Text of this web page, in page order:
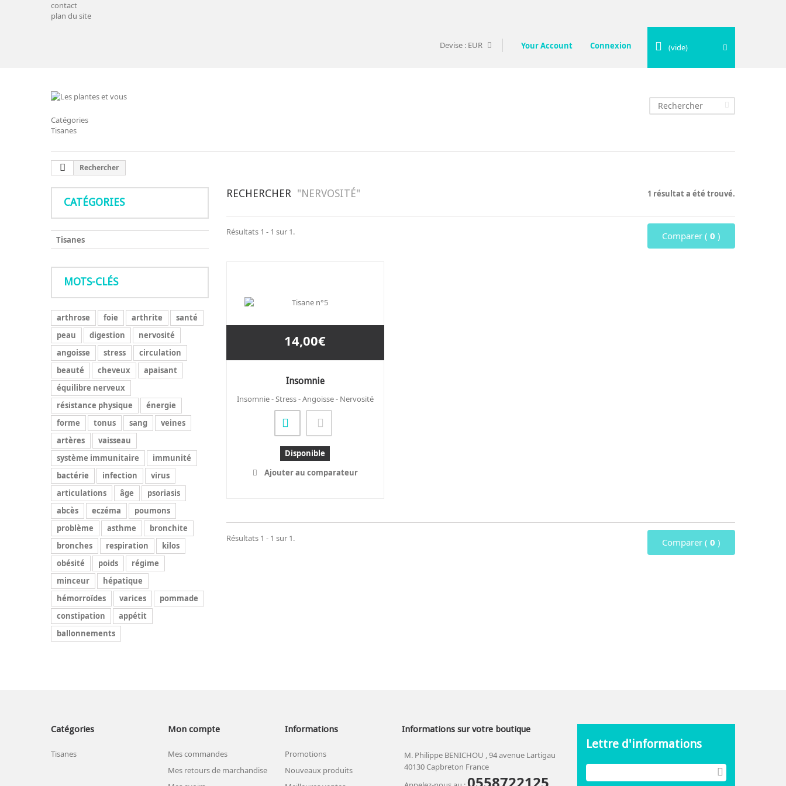
contact
plan du site
(vide)
Connexion
Your Account
Devise : EUR
Catégories
Tisanes
Rechercher
CATÉGORIES
Tisanes
MOTS-CLÉS
arthrose foie arthrite
santé
peau
digestion
nervosité
angoisse
stress
circulation
beauté
cheveux
apaisant
équilibre nerveux
résistance physique
énergie
forme
tonus sang
veines
artères
vaisseau
système immunitaire
immunité
bactérie
infection
virus
articulations
âge
psoriasis
abcès
eczéma
poumons
problème
asthme
bronchite
bronches
respiration
kilos
obésité
poids
régime
minceur
hépatique
hémorroïdes
varices
pommade
constipation
appétit
ballonnements
RECHERCHER "NERVOSITÉ" 1 résultat a été trouvé.
Comparer ( 0 )
Résultats 1 - 1 sur 1.
14,00€
Insomnie
Insomnie - Stress - Angoisse - Nervosité
Disponible
Ajouter au comparateur
Comparer ( 0 )
Résultats 1 - 1 sur 1.
Catégories
Tisanes
Mon compte
Mes commandes
Mes retours de marchandise
Informations
Promotions
Nouveaux produits
Informations sur votre boutique
M. Philippe BENICHOU , 94 avenue Lartigau
40130 Capbreton France
Lettre d'informations